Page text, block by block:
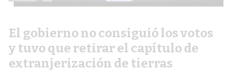
El gobierno no consiguió los votos
y tuvo que retirar el capítulo de
extranjerización de tierras